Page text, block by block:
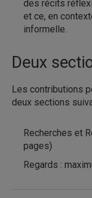
des récits
et ce, en
informelle.
Deux
Les contributions
deux sections
Recherches et
pages)
Regards :